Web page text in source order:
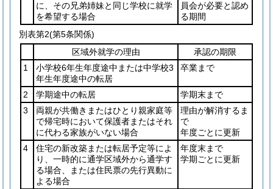
に、その兄弟姉妹と同じ学校に就学
を希望する場合
員会が必要と認め
る期間
別表第2(第5条関係)
区域外就学の理由
承認の期限
1
小学校6年生年度途中または中学校3
年生年度途中の転居
卒業まで
2 学期途中の転居
学期末まで
3
両親が共働きまたはひとり親家庭等
で帰宅時において保護者またはそれ
に代わる家族がいない場合
理由が解消するま
で
年度ごとに更新
4
住宅の新改築または転居予定等によ
り、一時的に通学区域外から通学す
る場合、または住民票の先行異動に
よる場合
年度末まで
学期ごとに更新